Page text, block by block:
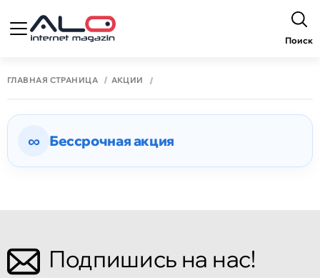
Поиск
ГЛАВНАЯ СТРАНИЦА АКЦИИ
∞ Бессрочная акция
Подпишись на нас!